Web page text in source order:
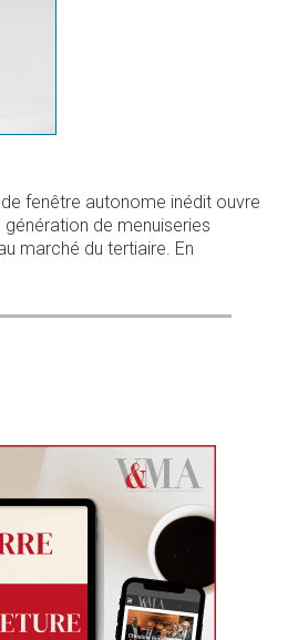
fenêtre autonome inédit ouvre
génération de menuiseries
marché du tertiaire. En